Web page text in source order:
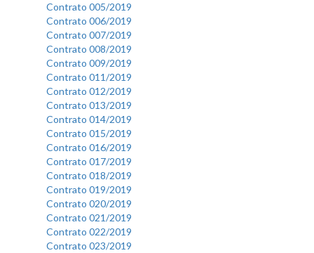
Contrato 005/2019
Contrato 006/2019
Contrato 007/2019
Contrato 008/2019
Contrato 009/2019
Contrato 011/2019
Contrato 012/2019
Contrato 013/2019
Contrato 014/2019
Contrato 015/2019
Contrato 016/2019
Contrato 017/2019
Contrato 018/2019
Contrato 019/2019
Contrato 020/2019
Contrato 021/2019
Contrato 022/2019
Contrato 023/2019